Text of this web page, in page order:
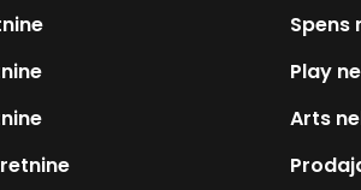
Spens
Play
Arts